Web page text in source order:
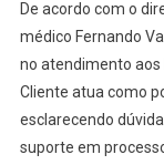
De acordo com o
médico Fernando
no atendimento aos
Cliente atua como
esclarecendo
suporte em